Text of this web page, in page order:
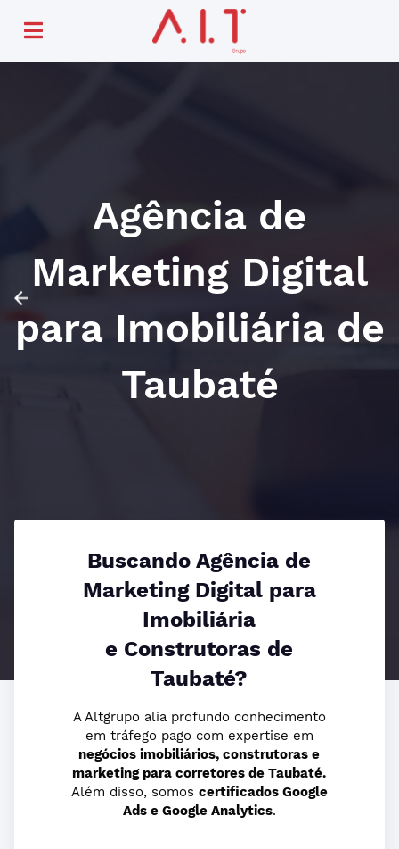
Agência de
Marketing Digital
para Imobiliária de
Taubaté
Buscando Agência de
Marketing Digital para
Imobiliária
e Construtoras de
Taubaté?
A Altgrupo alia profundo conhecimento
em tráfego pago com expertise em
negócios imobiliários, construtoras e
marketing para corretores de Taubaté.
Além disso, somos certificados Google
Ads e Google Analytics.